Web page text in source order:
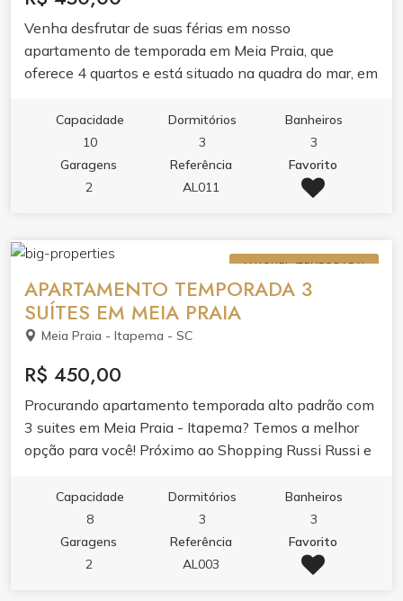
Venha desfrutar de suas férias em nosso
apartamento de temporada em Meia Praia, que
oferece 4 quartos e está situado na quadra do mar, em
DonaltsCapacidade
10
Dormitórios
3
Banheiros
3
Garagens
2
Referência
AL011
Favorito
ALUGUEL (TEMPORADA)
APARTAMENTO TEMPORADA 3
SUÍTES EM MEIA PRAIA
Meia Praia - Itapema - SC
R$ 450,00
Procurando apartamento temporada alto padrão com
3 suites em Meia Praia - Itapema? Temos a melhor
opção para você! Próximo ao Shopping Russi Russi e
você merece!
Capacidade
8
Dormitórios
3
Banheiros
3
Garagens
2
Referência
AL003
Favorito